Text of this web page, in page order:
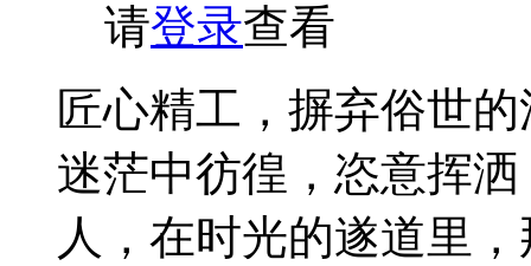
请登录查看
匠心精工，摒弃俗世
迷茫中彷徨，恣意挥
人，在时光的遂道里